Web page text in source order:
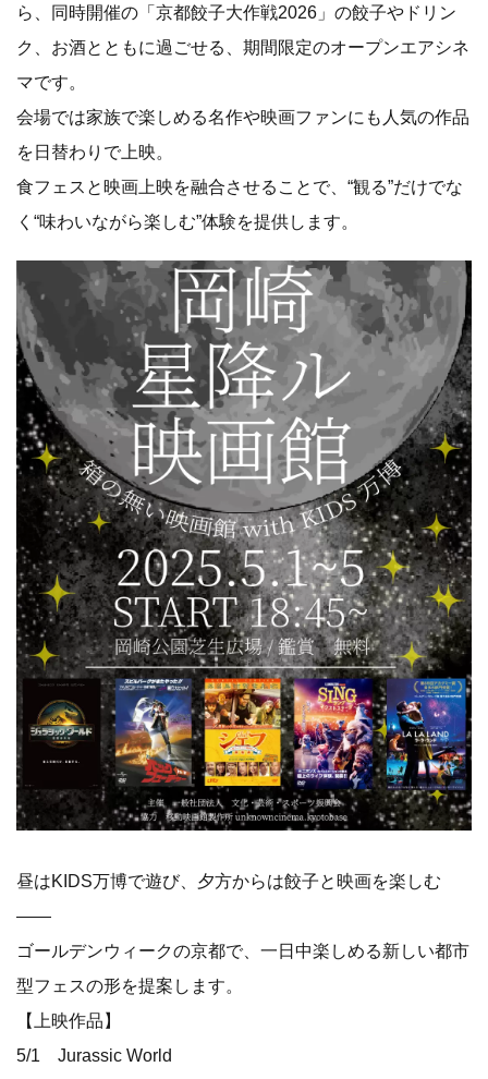
ら、同時開催の「京都餃子大作戦2026」の餃子やドリン
ク、お酒とともに過ごせる、期間限定のオープンエアシネ
マです。
会場では家族で楽しめる名作や映画ファンにも人気の作品
を日替わりで上映。
食フェスと映画上映を融合させることで、“観る”だけでな
く“味わいながら楽しむ”体験を提供します。
昼はKIDS万博で遊び、夕方からは餃子と映画を楽しむ
——
ゴールデンウィークの京都で、一日中楽しめる新しい都市
型フェスの形を提案します。
【上映作品】
5/1 Jurassic World